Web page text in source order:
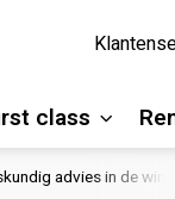
class
advies in de winkel